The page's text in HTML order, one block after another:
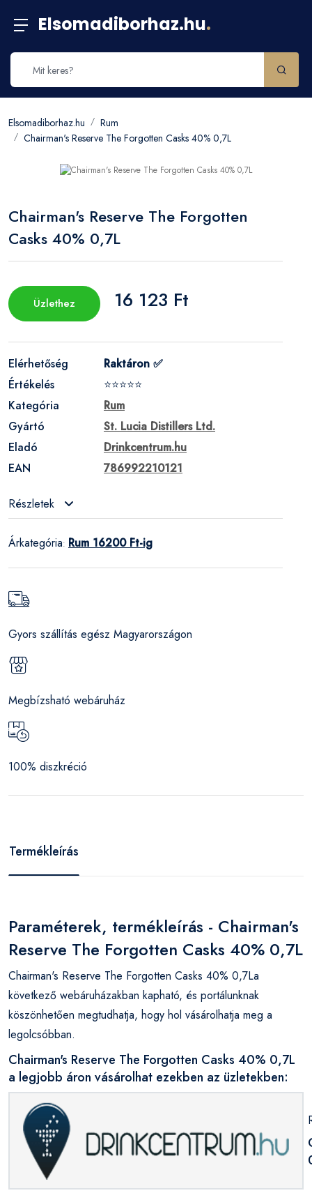
Elsomadiborhaz.hu.
Elsomadiborhaz.hu
Rum
Chairman's Reserve The Forgotten Casks 40% 0,7L
Chairman's Reserve The Forgotten
Casks 40% 0,7L
Üzlethez 16 123 Ft
Elérhetőség
Raktáron ✅
Értékelés
⭐⭐⭐⭐⭐
Kategória
Rum
Gyártó
St. Lucia Distillers Ltd.
Eladó
Drinkcentrum.hu
EAN
786992210121
Részletek
Árkategória: Rum 16200 Ft-ig
Gyors szállítás egész Magyarországon
Megbízsható webáruház
100% diszkréció
Termékleírás
Paraméterek, termékleírás - Chairman's
Reserve The Forgotten Casks 40% 0,7L
Chairman's Reserve The Forgotten Casks 40% 0,7La
következő webáruházakban kapható, és portálunknak
köszönhetően megtudhatja, hogy hol vásárolhatja meg a
legolcsóbban.
Chairman's Reserve The Forgotten Casks 40% 0,7L
a legjobb áron vásárolhat ezekben az üzletekben: